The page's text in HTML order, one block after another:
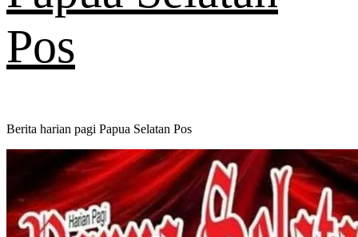
Pos
Berita harian pagi Papua Selatan Pos
Primary